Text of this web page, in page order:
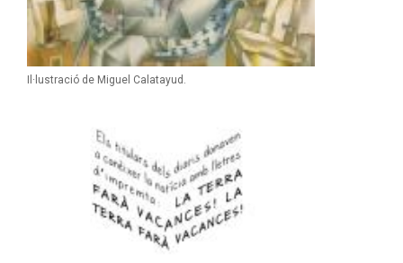
Il·lustració de Miguel Calatayud.